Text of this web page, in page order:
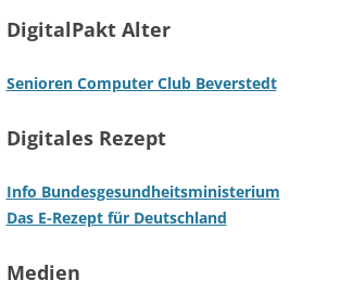
DigitalPakt Alter
Senioren Computer Club Beverstedt
Digitales Rezept
Info Bundesgesundheitsministerium
Das E-Rezept für Deutschland
Medien